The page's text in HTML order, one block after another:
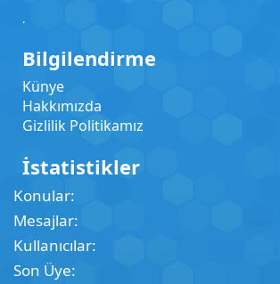
.
Bilgilendirme
Künye
Hakkımızda
Gizlilik Politikamız
İstatistikler
Konular
Mesajlar
Kullanıcılar
Son Üye